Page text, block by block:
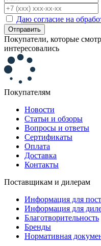
Даю согласие на
Отправить
Покупатели, которые
интересовались
Покупателям
Новости
Статьи и обзоры
Вопросы и ответы
Сертификаты
Оплата
Доставка
Контакты
Поставщикам и дилерам
Информация для
Информация для
Благотворительность
Бренды
Нормативная